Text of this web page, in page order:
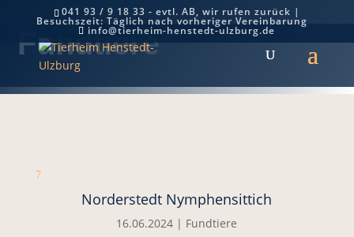
041 93 / 9 18 33 - evtl. AB, wir rufen zurück |
Besuchszeit: Täglich nach vorheriger Vereinbarung
info@tierheim-henstedt-ulzburg.de
Fundtiere
7
Norderstedt Nymphensittich
16.06.2024 | Fundtiere